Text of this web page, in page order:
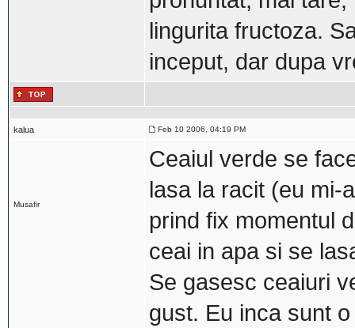
lingurita fructoza.
inceput, dar dupa
kalua Feb 10 2006, 04:19 PM
Musafir
Ceaiul verde se
lasa la racit (eu mi-
prind fix momentul
ceai in apa si se
Se gasesc ceaiuri
gust. Eu inca sunt